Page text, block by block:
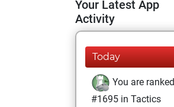
Your Latest App
Activity
Today
You are ranked
#1695 in Tactics